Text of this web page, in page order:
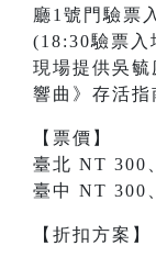
廳1號門驗票
(18:30驗票入
現場提供吳毓
響曲 》存活指
【票價】
臺北 NT 300
臺中 NT 300
【折扣方案】